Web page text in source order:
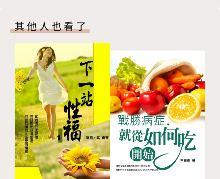
1.從大家耳熟能詳的28部電影談起，如｢阿甘正傳｣、
｢阿凡達｣、｢白日夢冒險王｣、｢星際大戰｣、｢大尾鱸
鰻｣等，透過「電影」這個元素，喚起當初觀影時內心
情感、共鳴，再帶入讀者最關心的健康主題，提高對於
健康知識的接受度。
2.書中包含作者的泌尿科專業領域 ，例如排尿功能障
礙、夜尿、尿失禁、男性更年期、性功能等，將泌尿科
中常見，病人又不太敢起啟齒的問題，透過病例故事，
深入淺出地為讀者解惑。
就是忍不住──從《阿凡達》談神經性膀胱
一夜三次郎──從《大尾鱸鰻》談夜尿困擾多
小心寶貝蛋──從《半澤直樹》談睪丸創傷
小男孩的第一刀──從《戰火浮生錄》談到底要不要割
包皮？
化學去勢的美麗與哀愁──從《模仿遊戲》談男性荷爾
蒙阻斷療法
Part Ⅲ 找回健康有醫劇
低溫下的健康隱憂──從《冰雪奇緣》談冬天保養之道
喝水，學問大──從《阿拉伯的勞倫斯》談如何正確喝
水
冰敷？還是熱敷？──從《我的少女時代》談運動傷害
其他人也看了